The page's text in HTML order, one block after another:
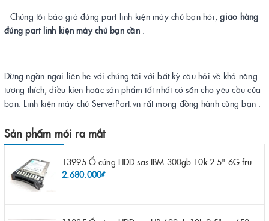
- Chúng tôi báo giá đúng part linh kiện máy chủ bạn hỏi,giao hàng
đúng part linh kiện máy chủ bạn cần.
Đừng ngần ngại liên hệ với chúng tôi với bất kỳ câu hỏi về khả năng
tương thích, điều kiện hoặc sản phẩm tốt nhất có sẵn cho yêu cầu của
bạn. Linh kiện máy chủ ServerPart.vn rất mong đồng hành cùng bạn .
Sản phẩm mới ra mắt
2.680.000₫